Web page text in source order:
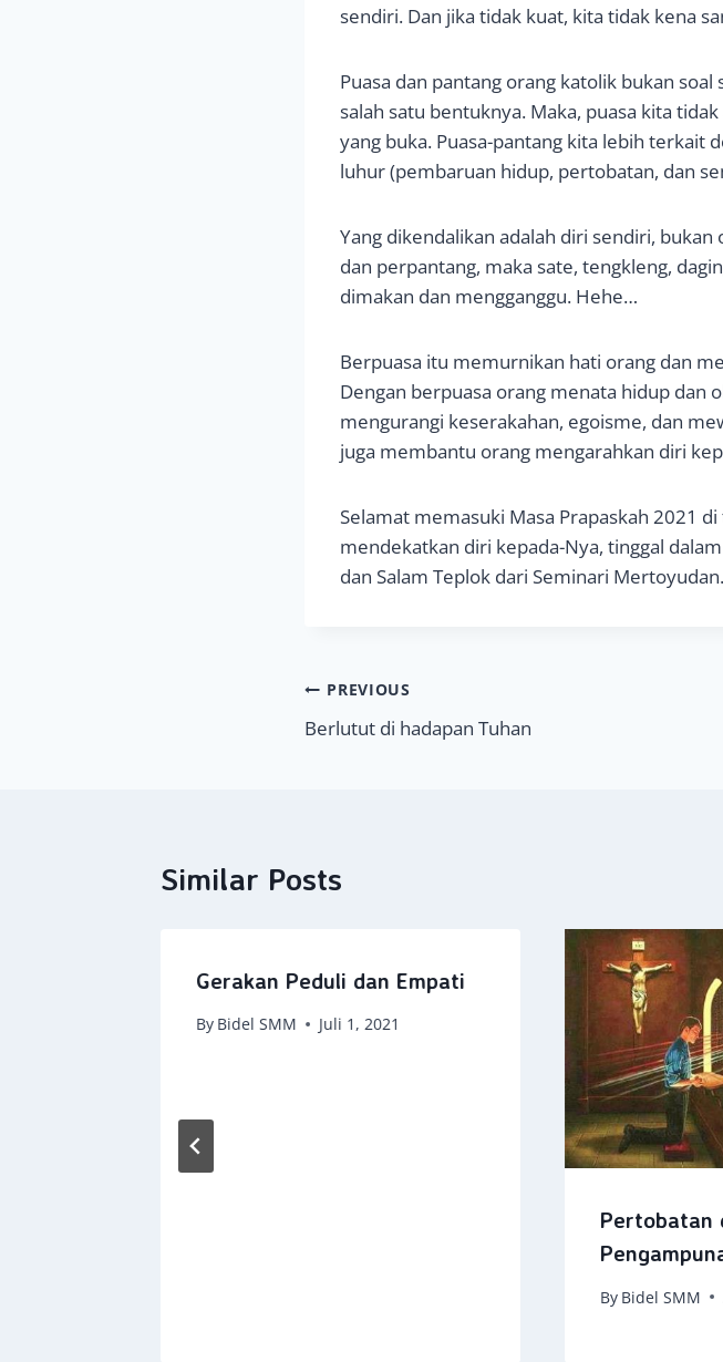
sendiri. Dan jika tidak kuat, kita tidak kena
Puasa dan pantang orang katolik bukan
salah satu bentuknya. Maka, puasa kita
yang buka. Puasa-pantang kita lebih terkait
luhur (pembaruan hidup, pertobatan, dan
Yang dikendalikan adalah diri sendiri,
dan perpantang, maka sate, tengkleng,
dimakan dan mengganggu. Hehe…
Berpuasa itu memurnikan hati orang dan
Dengan berpuasa orang menata hidup dan
mengurangi keserakahan, egoisme, dan
juga membantu orang mengarahkan diri
Selamat memasuki Masa Prapaskah 2021
mendekatkan diri kepada-Nya, tinggal
dan Salam Teplok dari Seminari
Navigasi
pos
PREVIOUS
Berlutut di hadapan Tuhan
Similar Posts
Gerakan Peduli dan Empati
By Bidel SMM Juli 1, 2021
Pertobatan
By Bidel SMM